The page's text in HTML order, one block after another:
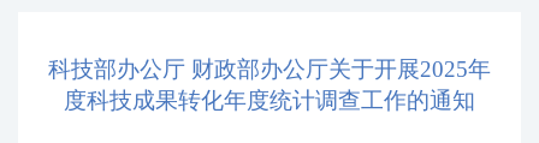
科技部办公厅 财政部办公厅关于开展2025年
度科技成果转化年度统计调查工作的通知